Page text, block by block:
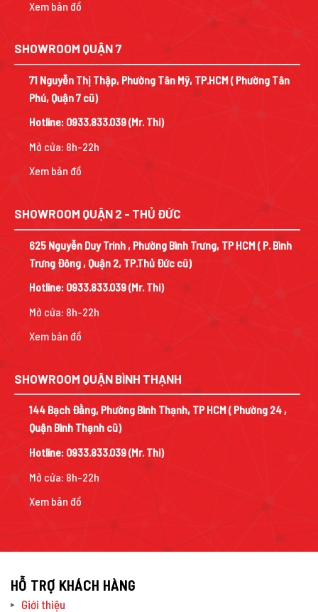
Xem bản đồ
SHOWROOM QUẬN 7
71 Nguyễn Thị Thập, Phường Tân Mỹ, TP.HCM ( Phường Tân
Phú, Quận 7 cũ)
Hotline: 0933.833.039(Mr. Thi)
Mở cửa: 8h-22h
Xem bản đồ
SHOWROOM QUẬN 2 - THỦ ĐỨC
625 Nguyễn Duy Trinh , Phường Bình Trưng, TP HCM ( P. Bình
Trưng Đông , Quận 2, TP.Thủ Đức cũ)
Hotline: 0933.833.039(Mr. Thi)
Mở cửa: 8h-22h
Xem bản đồ
SHOWROOM QUẬN BÌNH THẠNH
144 Bạch Đằng, Phường Bình Thạnh, TP HCM ( Phường 24 ,
Quận Bình Thạnh cũ)
Hotline: 0933.833.039(Mr. Thi)
Mở cửa: 8h-22h
Xem bản đồ
HỖ TRỢ KHÁCH HÀNG
Giới thiệu